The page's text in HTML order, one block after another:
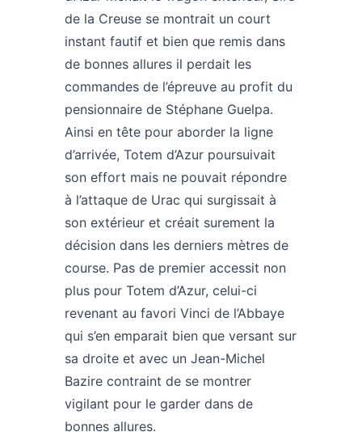
de la Creuse se montrait un court
instant fautif et bien que remis dans
de bonnes allures il perdait les
commandes de l’épreuve au profit du
pensionnaire de Stéphane Guelpa.
Ainsi en tête pour aborder la ligne
d’arrivée, Totem d’Azur poursuivait
son effort mais ne pouvait répondre
à l’attaque de Urac qui surgissait à
son extérieur et créait surement la
décision dans les derniers mètres de
course. Pas de premier accessit non
plus pour Totem d’Azur, celui-ci
revenant au favori Vinci de l’Abbaye
qui s’en emparait bien que versant sur
sa droite et avec un Jean-Michel
Bazire contraint de se montrer
vigilant pour le garder dans de
bonnes allures.